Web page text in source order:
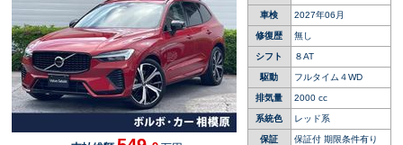
車検 2027年06月
修復歴 無し
シフト ８AT
駆動 フルタイム４WD
排気量 2000 cc
系統色 レッド系
保証 保証付 期限条件有り